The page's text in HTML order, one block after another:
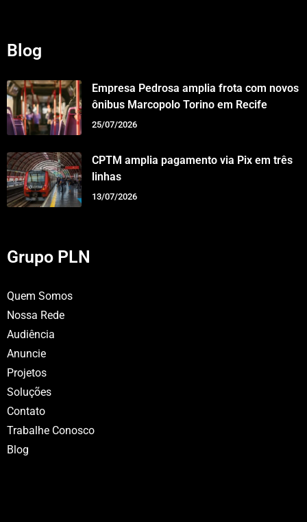
Blog
Empresa Pedrosa amplia frota com novos
ônibus Marcopolo Torino em Recife
25/07/2026
CPTM amplia pagamento via Pix em três
linhas
13/07/2026
Grupo PLN
Quem Somos
Nossa Rede
Audiência
Anuncie
Projetos
Soluções
Contato
Trabalhe Conosco
Blog